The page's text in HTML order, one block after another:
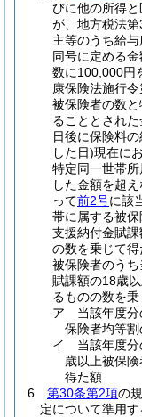
びに他の所得
が、地方税法
主等のうち給
同号に定める
数に100,000円
康保険法施行
被保険者の数
ることとされ
日後に保険料
した日)現在に
特定同一世帯
した金額を超
って前2号に該
帯に属する被
支援納付金賦
の数を乗じて得
被保険者のう
賦課額の18歳
るものの数を
ア
当該年度
保険者均等
イ
当該年度
歳以上被保
得た額
6
第30条第2項の
定について準用す